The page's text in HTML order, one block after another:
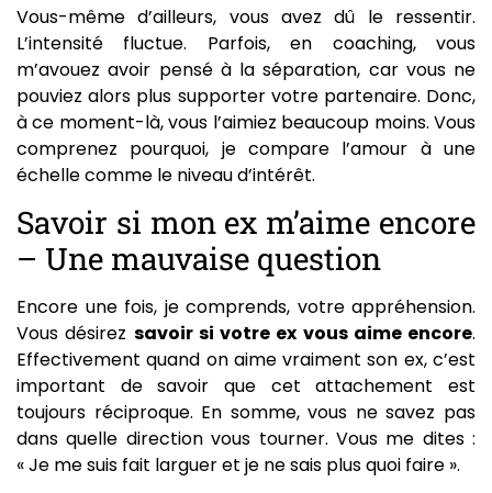
Vous-même d’ailleurs, vous avez dû le ressentir.
L’intensité fluctue. Parfois, en coaching, vous
m’avouez avoir pensé à la séparation, car vous ne
pouviez alors plus supporter votre partenaire. Donc,
à ce moment-là, vous l’aimiez beaucoup moins. Vous
comprenez pourquoi, je compare l’amour à une
échelle comme le niveau d’intérêt.
Savoir si mon ex m’aime encore
– Une mauvaise question
Encore une fois, je comprends, votre appréhension.
Vous désirez savoir si votre ex vous aime encore.
Effectivement quand on aime vraiment son ex, c’est
important de savoir que cet attachement est
toujours réciproque. En somme, vous ne savez pas
dans quelle direction vous tourner. Vous me dites :
« Je me suis fait larguer et je ne sais plus quoi faire ».